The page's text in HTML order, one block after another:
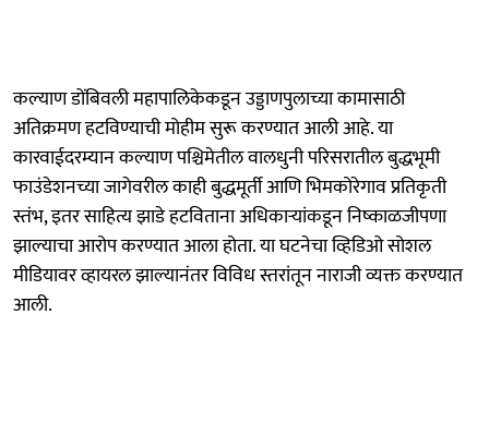
कल्याण डोंबिवली महापालिकेकडून उड्डाणपुलाच्या कामासाठी
अतिक्रमण हटविण्याची मोहीम सुरू करण्यात आली आहे. या
कारवाईदरम्यान कल्याण पश्चिमेतील वालधुनी परिसरातील बुद्धभूमी
फाउंडेशनच्या जागेवरील काही बुद्धमूर्ती आणि भिमकोरेगाव प्रतिकृती
स्तंभ, इतर साहित्य झाडे हटविताना अधिकाऱ्यांकडून निष्काळजीपणा
झाल्याचा आरोप करण्यात आला होता. या घटनेचा व्हिडिओ सोशल
मीडियावर व्हायरल झाल्यानंतर विविध स्तरांतून नाराजी व्यक्त करण्यात
आली.